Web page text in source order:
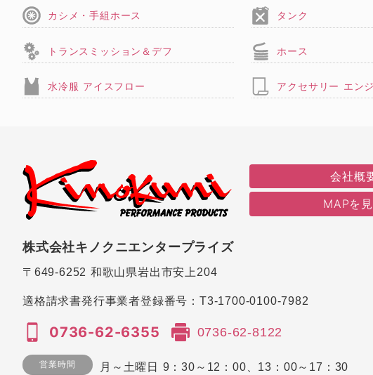
カシメ・手組ホース タンク
トランスミッション＆デフ ホース
水冷服 アイスフロー アクセサリー エン
会社概
MAPを
株式会社キノクニエンタープライズ
〒649-6252 和歌山県岩出市安上204
適格請求書発行事業者登録番号：T3-1700-0100-7982
0736-62-6355 0736-62-8122
営業時間
月～土曜日 9：30～12：00、13：00～17：30